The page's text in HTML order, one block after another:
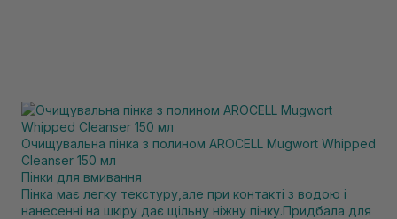
Очищувальна пінка з полином AROCELL Mugwort Whipped
Cleanser 150 мл
Пінки для вмивання
Пінка має легку текстуру,але при контакті з водою і
нанесенні на шкіру дає щільну ніжну пінку.Придбала для